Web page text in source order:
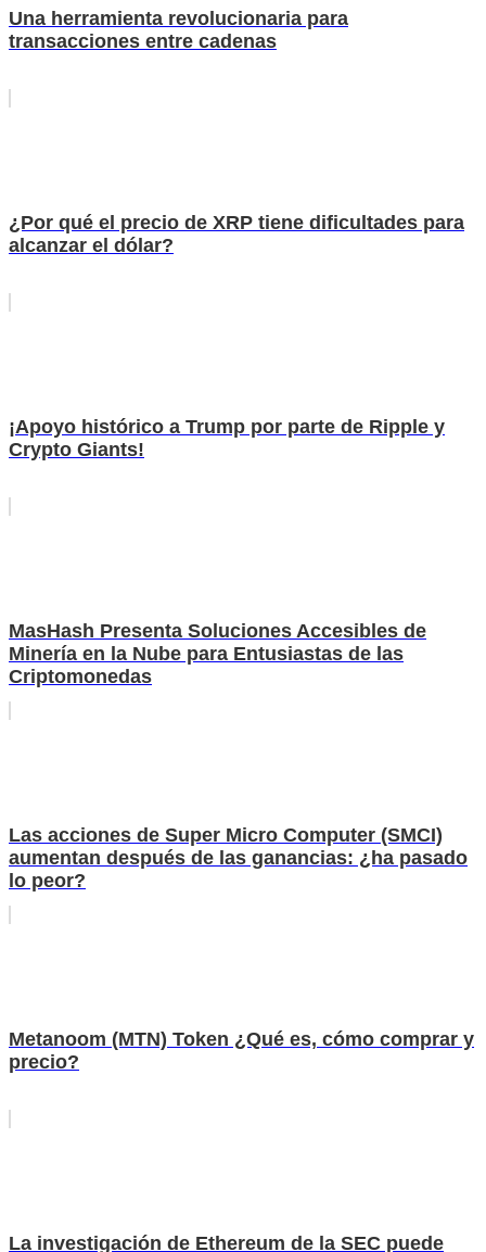
Una herramienta revolucionaria para
transacciones entre cadenas
¿Por qué el precio de XRP tiene dificultades para
alcanzar el dólar?
¡Apoyo histórico a Trump por parte de Ripple y
Crypto Giants!
MasHash Presenta Soluciones Accesibles de
Minería en la Nube para Entusiastas de las
Criptomonedas
Las acciones de Super Micro Computer (SMCI)
aumentan después de las ganancias: ¿ha pasado
lo peor?
Metanoom (MTN) Token ¿Qué es, cómo comprar y
precio?
La investigación de Ethereum de la SEC puede